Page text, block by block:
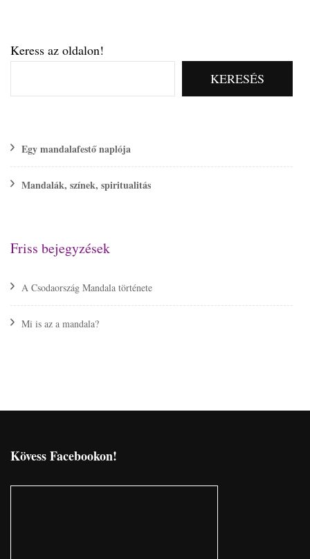
Keress az oldalon!
KERESÉS
Egy mandalafestő naplója
Mandalák, színek, spiritualitás
Friss bejegyzések
A Csodaország Mandala története
Mi is az a mandala?
Kövess Facebookon!